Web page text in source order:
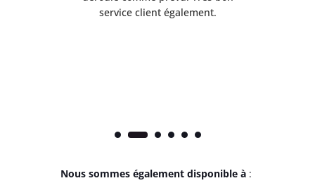
service client également.
Nous sommes également disponible à :